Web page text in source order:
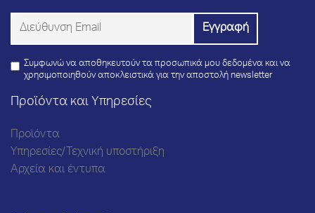
Συμφωνώ να αποθηκευτούν τα προσωπικά μου δεδομένα και να
χρησιμοποιηθούν αποκλειστικά για την αποστολή newsletter
Προϊόντα και Υπηρεσίες
Προϊόντα
Υπηρεσίες/Τεχνική υποστήριξη
Αρχεία και έντυπα